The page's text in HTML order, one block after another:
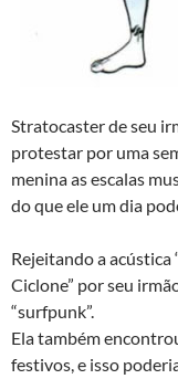
Stratocaster de seu
protestar por uma
menina as escalas
do que ele um dia
Rejeitando a acústica
Ciclone” por seu
“surfpunk”.
Ela também
festivos, e isso